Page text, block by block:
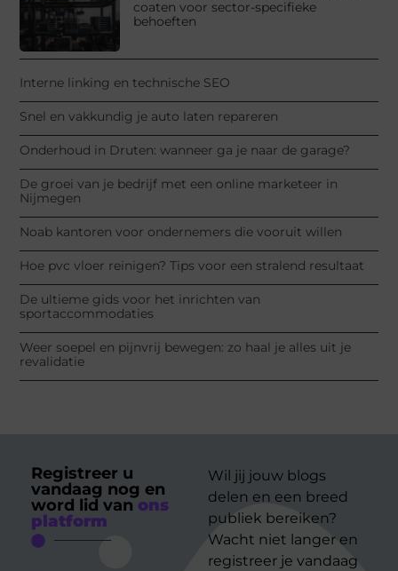
coaten voor sector-specifieke
behoeften
Interne linking en technische SEO
Snel en vakkundig je auto laten repareren
Onderhoud in Druten: wanneer ga je naar de garage?
De groei van je bedrijf met een online marketeer in
Nijmegen
Noab kantoren voor ondernemers die vooruit willen
Hoe pvc vloer reinigen? Tips voor een stralend resultaat
De ultieme gids voor het inrichten van
sportaccommodaties
Weer soepel en pijnvrij bewegen: zo haal je alles uit je
revalidatie
Registreer u
vandaag nog en
word lid van ons
platform
Wil jij jouw blogs
delen en een breed
publiek bereiken?
Wacht niet langer en
registreer je vandaag